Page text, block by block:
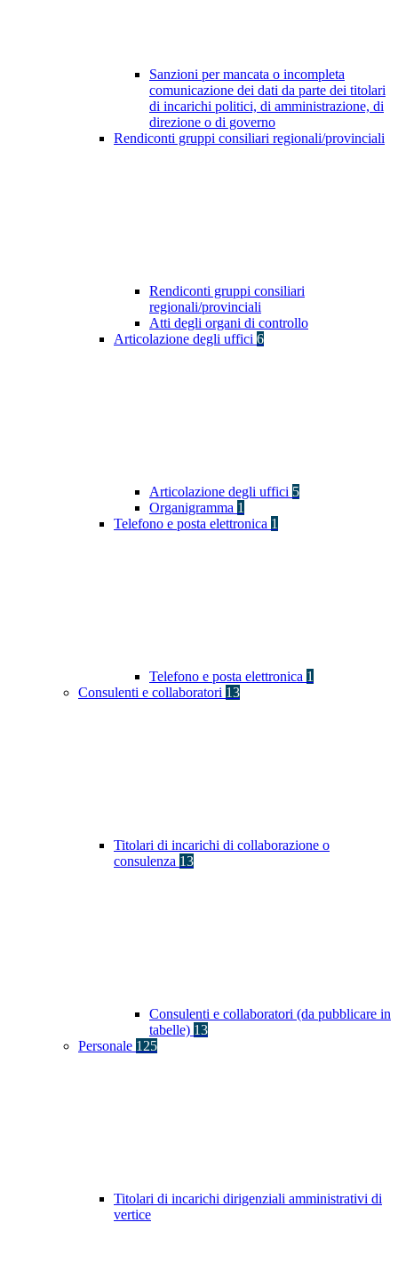
Sanzioni per mancata o incompleta
comunicazione dei dati da parte dei titolari
di incarichi politici, di amministrazione, di
direzione o di governo
Rendiconti gruppi consiliari regionali/provinciali
Rendiconti gruppi consiliari
regionali/provinciali
Atti degli organi di controllo
Articolazione degli uffici 6
Articolazione degli uffici 5
Organigramma 1
Telefono e posta elettronica 1
Telefono e posta elettronica 1
Consulenti e collaboratori 13
Titolari di incarichi di collaborazione o
consulenza 13
Consulenti e collaboratori (da pubblicare in
tabelle) 13
Personale 125
Titolari di incarichi dirigenziali amministrativi di
vertice